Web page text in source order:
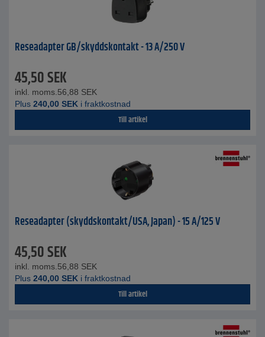
Reseadapter GB/skyddskontakt - 13 A/250 V
45,50SEK
inkl. moms. 56,88 SEK
Plus 240,00 SEK i fraktkostnad
Till artikel
Reseadapter (skyddskontakt/USA, Japan) - 15 A/125 V
45,50SEK
inkl. moms. 56,88 SEK
Plus 240,00 SEK i fraktkostnad
Till artikel